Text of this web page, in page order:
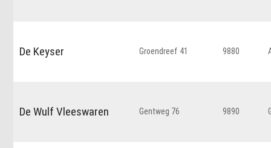
De Keyser Groendreef 41 9880
De Wulf Vleeswaren Gentweg 76 9890